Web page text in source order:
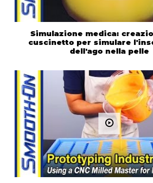
Simulazione medica:
cuscinetto per simulare
dell'ago nella pelle